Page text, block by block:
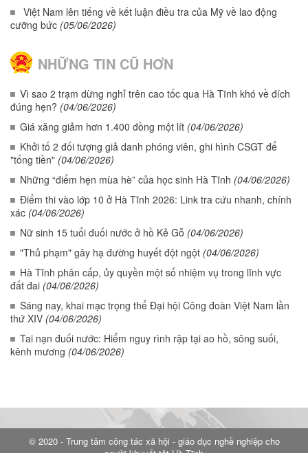
Việt Nam lên tiếng về kết luận điều tra của Mỹ về lao động
cưỡng bức (05/06/2026)
NHỮNG TIN CŨ HƠN
Vì sao 2 trạm dừng nghỉ trên cao tốc qua Hà Tĩnh khó về đích
đúng hẹn? (04/06/2026)
Giá xăng giảm hơn 1.400 đồng một lít (04/06/2026)
Khởi tố 2 đối tượng giả danh phóng viên, ghi hình CSGT để
"tống tiền" (04/06/2026)
Những “điểm hẹn mùa hè” của học sinh Hà Tĩnh (04/06/2026)
Điểm thi vào lớp 10 ở Hà Tĩnh 2026: Link tra cứu nhanh, chính
xác (04/06/2026)
Nữ sinh 15 tuổi đuối nước ở hồ Kẻ Gỗ (04/06/2026)
"Thủ phạm" gây hạ đường huyết đột ngột (04/06/2026)
Hà Tĩnh phân cấp, ủy quyền một số nhiệm vụ trong lĩnh vực
đất đai (04/06/2026)
Sáng nay, khai mạc trọng thể Đại hội Công đoàn Việt Nam lần
thứ XIV (04/06/2026)
Tai nạn đuối nước: Hiểm nguy rình rập tại ao hồ, sông suối,
kênh mương (04/06/2026)
© 2020 - Trung tâm công tác xã hội - giáo dục nghề nghiệp cho